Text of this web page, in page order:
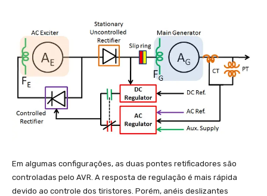
Em algumas configurações, as duas pontes retificadores são
controladas pelo AVR. A resposta de regulação é mais rápida
devido ao controle dos tiristores. Porém, anéis deslizantes